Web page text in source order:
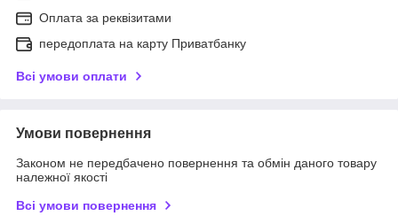
Оплата за реквізитами
передоплата на карту Приватбанку
Всі умови оплати
Умови повернення
Законом не передбачено повернення та обмін даного товару
належної якості
Всі умови повернення